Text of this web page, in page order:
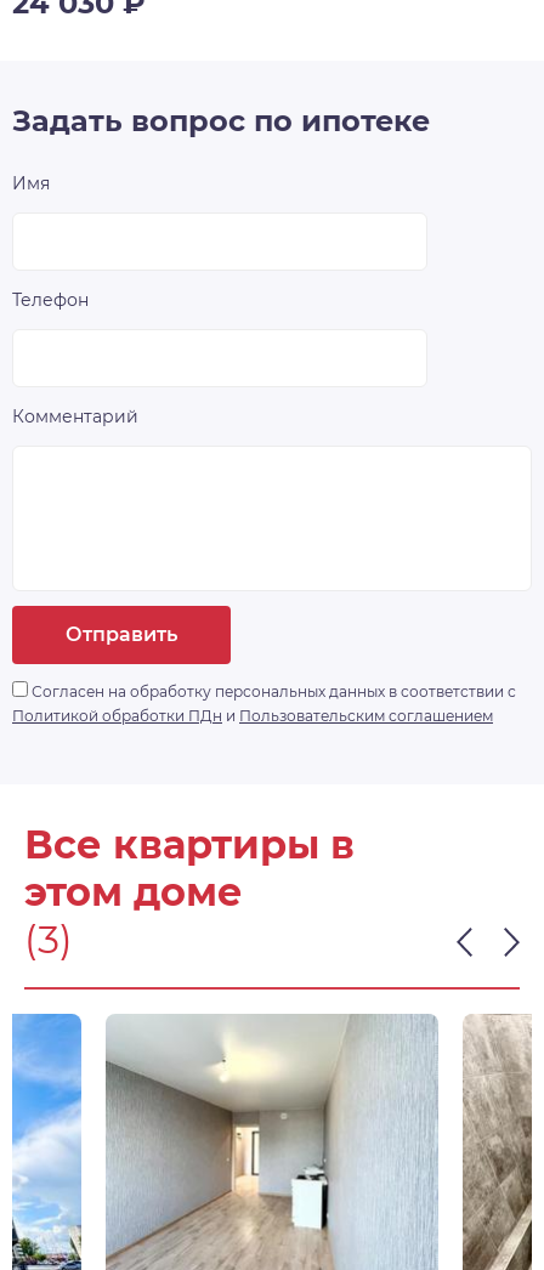
Задать вопрос по ипотеке
Имя
Телефон
Комментарий
Отправить
Согласен на обработку персональных данных в соответствии с
Политикой обработки ПДн и Пользовательским соглашением
Все квартиры в
этом доме
(3)